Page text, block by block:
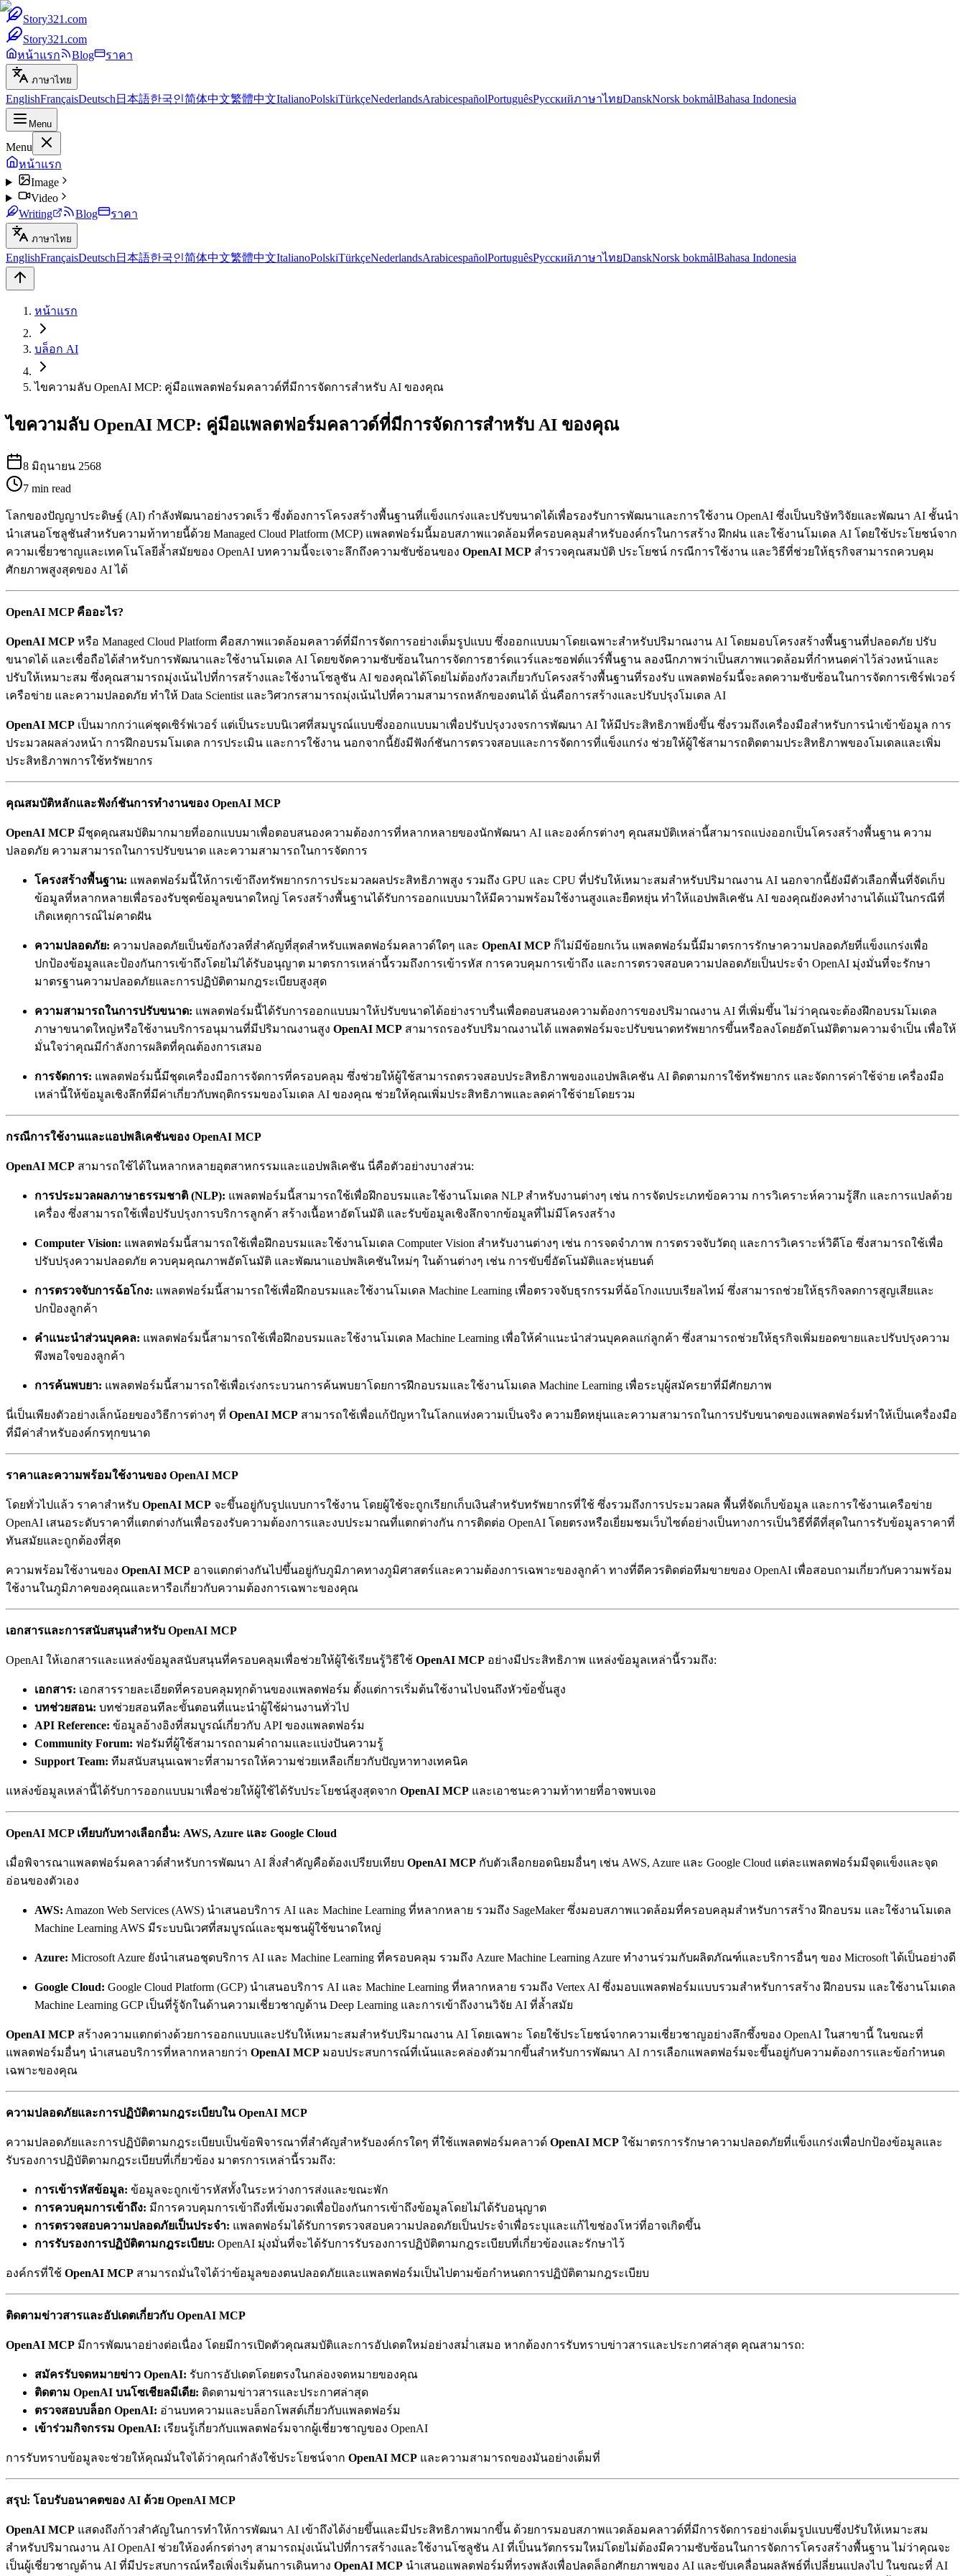
Story321.com
Story321.com
หน้าแรก
Blog ราคา
ภาษาไทย
EnglishFrançaisDeutsch 日本語한국인简体中文繁體中文ItalianoPolskiTürkçeNederlandsArabicespañolPortuguêsРусскийภาษาไทยDanskNorsk bokmålBahasa Indonesia
Menu
Menu
หน้าแรก
Image
Video
Writing
Blog ราคา
ภาษาไทย
EnglishFrançaisDeutsch 日本語한국인简体中文繁體中文ItalianoPolskiTürkçeNederlandsArabicespañolPortuguêsРусскийภาษาไทยDanskNorsk bokmålBahasa Indonesia
หน้าแรก
บล็อก AI
ไขความลับ OpenAI MCP: คู่มือแพลตฟอร์มคลาวด์ที่มีการจัดการสำหรับ AI ของคุณ
ไขความลับ OpenAI MCP: คู่มือแพลตฟอร์มคลาวด์ที่มีการจัดการสำหรับ AI ของคุณ
8 มิถุนายน 2568
7 min read
โลกของปัญญาประดิษฐ์ (AI) กำลังพัฒนาอย่างรวดเร็ว ซึ่งต้องการโครงสร้างพื้นฐานที่แข็งแกร่งและปรับขนาดได้เพื่อรองรับการพัฒนาและการใช้งาน OpenAI ซึ่งเป็นบริษัทวิจัยและพัฒนา AI ชั้นนำ
นำเสนอโซลูชันสำหรับความท้าทายนี้ด้วย Managed Cloud Platform (MCP) แพลตฟอร์มนี้มอบสภาพแวดล้อมที่ครอบคลุมสำหรับองค์กรในการสร้าง ฝึกฝน และใช้งานโมเดล AI โดยใช้ประโยชน์จาก
ความเชี่ยวชาญและเทคโนโลยีล้ำสมัยของ OpenAI บทความนี้จะเจาะลึกถึงความซับซ้อนของ OpenAI MCP สำรวจคุณสมบัติ ประโยชน์ กรณีการใช้งาน และวิธีที่ช่วยให้ธุรกิจสามารถควบคุม
ศักยภาพสูงสุดของ AI ได้
OpenAI MCP คืออะไร?
OpenAI MCP หรือ Managed Cloud Platform คือสภาพแวดล้อมคลาวด์ที่มีการจัดการอย่างเต็มรูปแบบ ซึ่งออกแบบมาโดยเฉพาะสำหรับปริมาณงาน AI โดยมอบโครงสร้างพื้นฐานที่ปลอดภัย ปรับ
ขนาดได้ และเชื่อถือได้สำหรับการพัฒนาและใช้งานโมเดล AI โดยขจัดความซับซ้อนในการจัดการฮาร์ดแวร์และซอฟต์แวร์พื้นฐาน ลองนึกภาพว่าเป็นสภาพแวดล้อมที่กำหนดค่าไว้ล่วงหน้าและ
ปรับให้เหมาะสม ซึ่งคุณสามารถมุ่งเน้นไปที่การสร้างและใช้งานโซลูชัน AI ของคุณได้โดยไม่ต้องกังวลเกี่ยวกับโครงสร้างพื้นฐานที่รองรับ แพลตฟอร์มนี้จะลดความซับซ้อนในการจัดการเซิร์ฟเวอร์
เครือข่าย และความปลอดภัย ทำให้ Data Scientist และวิศวกรสามารถมุ่งเน้นไปที่ความสามารถหลักของตนได้ นั่นคือการสร้างและปรับปรุงโมเดล AI
OpenAI MCP เป็นมากกว่าแค่ชุดเซิร์ฟเวอร์ แต่เป็นระบบนิเวศที่สมบูรณ์แบบซึ่งออกแบบมาเพื่อปรับปรุงวงจรการพัฒนา AI ให้มีประสิทธิภาพยิ่งขึ้น ซึ่งรวมถึงเครื่องมือสำหรับการนำเข้าข้อมูล การ
ประมวลผลล่วงหน้า การฝึกอบรมโมเดล การประเมิน และการใช้งาน นอกจากนี้ยังมีฟังก์ชันการตรวจสอบและการจัดการที่แข็งแกร่ง ช่วยให้ผู้ใช้สามารถติดตามประสิทธิภาพของโมเดลและเพิ่ม
ประสิทธิภาพการใช้ทรัพยากร
คุณสมบัติหลักและฟังก์ชันการทำงานของ OpenAI MCP
OpenAI MCP มีชุดคุณสมบัติมากมายที่ออกแบบมาเพื่อตอบสนองความต้องการที่หลากหลายของนักพัฒนา AI และองค์กรต่างๆ คุณสมบัติเหล่านี้สามารถแบ่งออกเป็นโครงสร้างพื้นฐาน ความ
ปลอดภัย ความสามารถในการปรับขนาด และความสามารถในการจัดการ
โครงสร้างพื้นฐาน: แพลตฟอร์มนี้ให้การเข้าถึงทรัพยากรการประมวลผลประสิทธิภาพสูง รวมถึง GPU และ CPU ที่ปรับให้เหมาะสมสำหรับปริมาณงาน AI นอกจากนี้ยังมีตัวเลือกพื้นที่จัดเก็บ
ข้อมูลที่หลากหลายเพื่อรองรับชุดข้อมูลขนาดใหญ่ โครงสร้างพื้นฐานได้รับการออกแบบมาให้มีความพร้อมใช้งานสูงและยืดหยุ่น ทำให้แอปพลิเคชัน AI ของคุณยังคงทำงานได้แม้ในกรณีที่
เกิดเหตุการณ์ไม่คาดฝัน
ความปลอดภัย: ความปลอดภัยเป็นข้อกังวลที่สำคัญที่สุดสำหรับแพลตฟอร์มคลาวด์ใดๆ และ OpenAI MCP ก็ไม่มีข้อยกเว้น แพลตฟอร์มนี้มีมาตรการรักษาความปลอดภัยที่แข็งแกร่งเพื่อ
ปกป้องข้อมูลและป้องกันการเข้าถึงโดยไม่ได้รับอนุญาต มาตรการเหล่านี้รวมถึงการเข้ารหัส การควบคุมการเข้าถึง และการตรวจสอบความปลอดภัยเป็นประจำ OpenAI มุ่งมั่นที่จะรักษา
มาตรฐานความปลอดภัยและการปฏิบัติตามกฎระเบียบสูงสุด
ความสามารถในการปรับขนาด: แพลตฟอร์มนี้ได้รับการออกแบบมาให้ปรับขนาดได้อย่างราบรื่นเพื่อตอบสนองความต้องการของปริมาณงาน AI ที่เพิ่มขึ้น ไม่ว่าคุณจะต้องฝึกอบรมโมเดล
ภาษาขนาดใหญ่หรือใช้งานบริการอนุมานที่มีปริมาณงานสูง OpenAI MCP สามารถรองรับปริมาณงานได้ แพลตฟอร์มจะปรับขนาดทรัพยากรขึ้นหรือลงโดยอัตโนมัติตามความจำเป็น เพื่อให้
มั่นใจว่าคุณมีกำลังการผลิตที่คุณต้องการเสมอ
การจัดการ: แพลตฟอร์มนี้มีชุดเครื่องมือการจัดการที่ครอบคลุม ซึ่งช่วยให้ผู้ใช้สามารถตรวจสอบประสิทธิภาพของแอปพลิเคชัน AI ติดตามการใช้ทรัพยากร และจัดการค่าใช้จ่าย เครื่องมือ
เหล่านี้ให้ข้อมูลเชิงลึกที่มีค่าเกี่ยวกับพฤติกรรมของโมเดล AI ของคุณ ช่วยให้คุณเพิ่มประสิทธิภาพและลดค่าใช้จ่ายโดยรวม
กรณีการใช้งานและแอปพลิเคชันของ OpenAI MCP
OpenAI MCP สามารถใช้ได้ในหลากหลายอุตสาหกรรมและแอปพลิเคชัน นี่คือตัวอย่างบางส่วน:
การประมวลผลภาษาธรรมชาติ (NLP): แพลตฟอร์มนี้สามารถใช้เพื่อฝึกอบรมและใช้งานโมเดล NLP สำหรับงานต่างๆ เช่น การจัดประเภทข้อความ การวิเคราะห์ความรู้สึก และการแปลด้วย
เครื่อง ซึ่งสามารถใช้เพื่อปรับปรุงการบริการลูกค้า สร้างเนื้อหาอัตโนมัติ และรับข้อมูลเชิงลึกจากข้อมูลที่ไม่มีโครงสร้าง
Computer Vision: แพลตฟอร์มนี้สามารถใช้เพื่อฝึกอบรมและใช้งานโมเดล Computer Vision สำหรับงานต่างๆ เช่น การจดจำภาพ การตรวจจับวัตถุ และการวิเคราะห์วิดีโอ ซึ่งสามารถใช้เพื่อ
ปรับปรุงความปลอดภัย ควบคุมคุณภาพอัตโนมัติ และพัฒนาแอปพลิเคชันใหม่ๆ ในด้านต่างๆ เช่น การขับขี่อัตโนมัติและหุ่นยนต์
การตรวจจับการฉ้อโกง: แพลตฟอร์มนี้สามารถใช้เพื่อฝึกอบรมและใช้งานโมเดล Machine Learning เพื่อตรวจจับธุรกรรมที่ฉ้อโกงแบบเรียลไทม์ ซึ่งสามารถช่วยให้ธุรกิจลดการสูญเสียและ
ปกป้องลูกค้า
คำแนะนำส่วนบุคคล: แพลตฟอร์มนี้สามารถใช้เพื่อฝึกอบรมและใช้งานโมเดล Machine Learning เพื่อให้คำแนะนำส่วนบุคคลแก่ลูกค้า ซึ่งสามารถช่วยให้ธุรกิจเพิ่มยอดขายและปรับปรุงความ
พึงพอใจของลูกค้า
การค้นพบยา: แพลตฟอร์มนี้สามารถใช้เพื่อเร่งกระบวนการค้นพบยาโดยการฝึกอบรมและใช้งานโมเดล Machine Learning เพื่อระบุผู้สมัครยาที่มีศักยภาพ
นี่เป็นเพียงตัวอย่างเล็กน้อยของวิธีการต่างๆ ที่ OpenAI MCP สามารถใช้เพื่อแก้ปัญหาในโลกแห่งความเป็นจริง ความยืดหยุ่นและความสามารถในการปรับขนาดของแพลตฟอร์มทำให้เป็นเครื่องมือ
ที่มีค่าสำหรับองค์กรทุกขนาด
ราคาและความพร้อมใช้งานของ OpenAI MCP
โดยทั่วไปแล้ว ราคาสำหรับ OpenAI MCP จะขึ้นอยู่กับรูปแบบการใช้งาน โดยผู้ใช้จะถูกเรียกเก็บเงินสำหรับทรัพยากรที่ใช้ ซึ่งรวมถึงการประมวลผล พื้นที่จัดเก็บข้อมูล และการใช้งานเครือข่าย
OpenAI เสนอระดับราคาที่แตกต่างกันเพื่อรองรับความต้องการและงบประมาณที่แตกต่างกัน การติดต่อ OpenAI โดยตรงหรือเยี่ยมชมเว็บไซต์อย่างเป็นทางการเป็นวิธีที่ดีที่สุดในการรับข้อมูลราคาที่
ทันสมัยและถูกต้องที่สุด
ความพร้อมใช้งานของ OpenAI MCP อาจแตกต่างกันไปขึ้นอยู่กับภูมิภาคทางภูมิศาสตร์และความต้องการเฉพาะของลูกค้า ทางที่ดีควรติดต่อทีมขายของ OpenAI เพื่อสอบถามเกี่ยวกับความพร้อม
ใช้งานในภูมิภาคของคุณและหารือเกี่ยวกับความต้องการเฉพาะของคุณ
เอกสารและการสนับสนุนสำหรับ OpenAI MCP
OpenAI ให้เอกสารและแหล่งข้อมูลสนับสนุนที่ครอบคลุมเพื่อช่วยให้ผู้ใช้เรียนรู้วิธีใช้ OpenAI MCP อย่างมีประสิทธิภาพ แหล่งข้อมูลเหล่านี้รวมถึง:
เอกสาร: เอกสารรายละเอียดที่ครอบคลุมทุกด้านของแพลตฟอร์ม ตั้งแต่การเริ่มต้นใช้งานไปจนถึงหัวข้อขั้นสูง
บทช่วยสอน: บทช่วยสอนทีละขั้นตอนที่แนะนำผู้ใช้ผ่านงานทั่วไป
API Reference: ข้อมูลอ้างอิงที่สมบูรณ์เกี่ยวกับ API ของแพลตฟอร์ม
Community Forum: ฟอรัมที่ผู้ใช้สามารถถามคำถามและแบ่งปันความรู้
Support Team: ทีมสนับสนุนเฉพาะที่สามารถให้ความช่วยเหลือเกี่ยวกับปัญหาทางเทคนิค
แหล่งข้อมูลเหล่านี้ได้รับการออกแบบมาเพื่อช่วยให้ผู้ใช้ได้รับประโยชน์สูงสุดจาก OpenAI MCP และเอาชนะความท้าทายที่อาจพบเจอ
OpenAI MCP เทียบกับทางเลือกอื่น: AWS, Azure และ Google Cloud
เมื่อพิจารณาแพลตฟอร์มคลาวด์สำหรับการพัฒนา AI สิ่งสำคัญคือต้องเปรียบเทียบ OpenAI MCP กับตัวเลือกยอดนิยมอื่นๆ เช่น AWS, Azure และ Google Cloud แต่ละแพลตฟอร์มมีจุดแข็งและจุด
อ่อนของตัวเอง
AWS: Amazon Web Services (AWS) นำเสนอบริการ AI และ Machine Learning ที่หลากหลาย รวมถึง SageMaker ซึ่งมอบสภาพแวดล้อมที่ครอบคลุมสำหรับการสร้าง ฝึกอบรม และใช้งานโมเดล
Machine Learning AWS มีระบบนิเวศที่สมบูรณ์และชุมชนผู้ใช้ขนาดใหญ่
Azure: Microsoft Azure ยังนำเสนอชุดบริการ AI และ Machine Learning ที่ครอบคลุม รวมถึง Azure Machine Learning Azure ทำงานร่วมกับผลิตภัณฑ์และบริการอื่นๆ ของ Microsoft ได้เป็นอย่างดี
Google Cloud: Google Cloud Platform (GCP) นำเสนอบริการ AI และ Machine Learning ที่หลากหลาย รวมถึง Vertex AI ซึ่งมอบแพลตฟอร์มแบบรวมสำหรับการสร้าง ฝึกอบรม และใช้งานโมเดล
Machine Learning GCP เป็นที่รู้จักในด้านความเชี่ยวชาญด้าน Deep Learning และการเข้าถึงงานวิจัย AI ที่ล้ำสมัย
OpenAI MCP สร้างความแตกต่างด้วยการออกแบบและปรับให้เหมาะสมสำหรับปริมาณงาน AI โดยเฉพาะ โดยใช้ประโยชน์จากความเชี่ยวชาญอย่างลึกซึ้งของ OpenAI ในสาขานี้ ในขณะที่
แพลตฟอร์มอื่นๆ นำเสนอบริการที่หลากหลายกว่า OpenAI MCP มอบประสบการณ์ที่เน้นและคล่องตัวมากขึ้นสำหรับการพัฒนา AI การเลือกแพลตฟอร์มจะขึ้นอยู่กับความต้องการและข้อกำหนด
เฉพาะของคุณ
ความปลอดภัยและการปฏิบัติตามกฎระเบียบใน OpenAI MCP
ความปลอดภัยและการปฏิบัติตามกฎระเบียบเป็นข้อพิจารณาที่สำคัญสำหรับองค์กรใดๆ ที่ใช้แพลตฟอร์มคลาวด์ OpenAI MCP ใช้มาตรการรักษาความปลอดภัยที่แข็งแกร่งเพื่อปกป้องข้อมูลและ
รับรองการปฏิบัติตามกฎระเบียบที่เกี่ยวข้อง มาตรการเหล่านี้รวมถึง:
การเข้ารหัสข้อมูล: ข้อมูลจะถูกเข้ารหัสทั้งในระหว่างการส่งและขณะพัก
การควบคุมการเข้าถึง: มีการควบคุมการเข้าถึงที่เข้มงวดเพื่อป้องกันการเข้าถึงข้อมูลโดยไม่ได้รับอนุญาต
การตรวจสอบความปลอดภัยเป็นประจำ: แพลตฟอร์มได้รับการตรวจสอบความปลอดภัยเป็นประจำเพื่อระบุและแก้ไขช่องโหว่ที่อาจเกิดขึ้น
การรับรองการปฏิบัติตามกฎระเบียบ: OpenAI มุ่งมั่นที่จะได้รับการรับรองการปฏิบัติตามกฎระเบียบที่เกี่ยวข้องและรักษาไว้
องค์กรที่ใช้ OpenAI MCP สามารถมั่นใจได้ว่าข้อมูลของตนปลอดภัยและแพลตฟอร์มเป็นไปตามข้อกำหนดการปฏิบัติตามกฎระเบียบ
ติดตามข่าวสารและอัปเดตเกี่ยวกับ OpenAI MCP
OpenAI MCP มีการพัฒนาอย่างต่อเนื่อง โดยมีการเปิดตัวคุณสมบัติและการอัปเดตใหม่อย่างสม่ำเสมอ หากต้องการรับทราบข่าวสารและประกาศล่าสุด คุณสามารถ:
สมัครรับจดหมายข่าว OpenAI: รับการอัปเดตโดยตรงในกล่องจดหมายของคุณ
ติดตาม OpenAI บนโซเชียลมีเดีย: ติดตามข่าวสารและประกาศล่าสุด
ตรวจสอบบล็อก OpenAI: อ่านบทความและบล็อกโพสต์เกี่ยวกับแพลตฟอร์ม
เข้าร่วมกิจกรรม OpenAI: เรียนรู้เกี่ยวกับแพลตฟอร์มจากผู้เชี่ยวชาญของ OpenAI
การรับทราบข้อมูลจะช่วยให้คุณมั่นใจได้ว่าคุณกำลังใช้ประโยชน์จาก OpenAI MCP และความสามารถของมันอย่างเต็มที่
สรุป: โอบรับอนาคตของ AI ด้วย OpenAI MCP
OpenAI MCP แสดงถึงก้าวสำคัญในการทำให้การพัฒนา AI เข้าถึงได้ง่ายขึ้นและมีประสิทธิภาพมากขึ้น ด้วยการมอบสภาพแวดล้อมคลาวด์ที่มีการจัดการอย่างเต็มรูปแบบซึ่งปรับให้เหมาะสม
สำหรับปริมาณงาน AI OpenAI ช่วยให้องค์กรต่างๆ สามารถมุ่งเน้นไปที่การสร้างและใช้งานโซลูชัน AI ที่เป็นนวัตกรรมใหม่โดยไม่ต้องมีความซับซ้อนในการจัดการโครงสร้างพื้นฐาน ไม่ว่าคุณจะ
เป็นผู้เชี่ยวชาญด้าน AI ที่มีประสบการณ์หรือเพิ่งเริ่มต้นการเดินทาง OpenAI MCP นำเสนอแพลตฟอร์มที่ทรงพลังเพื่อปลดล็อกศักยภาพของ AI และขับเคลื่อนผลลัพธ์ที่เปลี่ยนแปลงไป ในขณะที่ AI